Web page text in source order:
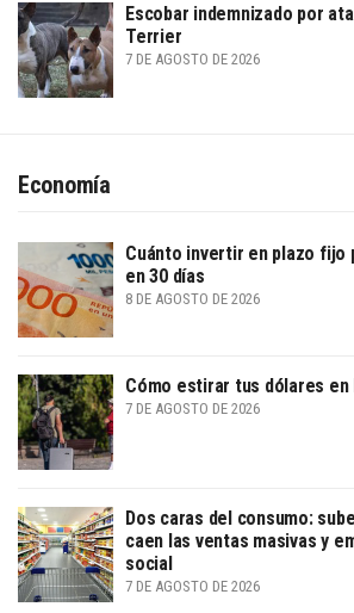
Escobar indemnizado por
Terrier
7 DE AGOSTO DE 2026
Economía
Cuánto invertir en plazo fijo
en 30 días
8 DE AGOSTO DE 2026
Cómo estirar tus dólares en
7 DE AGOSTO DE 2026
Dos caras del consumo:
caen las ventas masivas y
social
7 DE AGOSTO DE 2026